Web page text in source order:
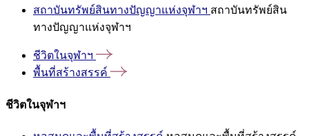
สถาบันทรัพย์สินทางปัญญาแห่งจุฬาฯ สถาบันทรัพย์สิน
ทางปัญญาแห่งจุฬาฯ
ชีวิตในจุฬาฯ
พื้นที่สร้างสรรค์
ชีวิตในจุฬาฯ